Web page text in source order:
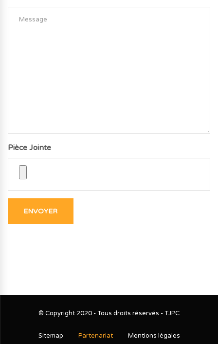
Pièce Jointe
© Copyright 2020 - Tous droits réservés - TJPC
Sitemap Partenariat Mentions légales